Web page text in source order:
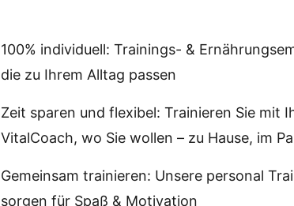
100% individuell: Trainings- &
die zu Ihrem Alltag passen
Zeit sparen und flexibel: Trainieren Sie mit
VitalCoach, wo Sie wollen – zu Hause, im
Gemeinsam trainieren: Unsere personal
sorgen für Spaß & Motivation